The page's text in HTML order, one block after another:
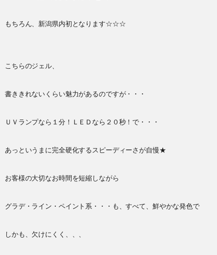
もちろん、新潟県内初となります☆☆☆
こちらのジェル、
書ききれないくらい魅力があるのですが・・・
ＵＶランプなら１分！ＬＥＤなら２０秒！で・・・
あっというまに完全硬化するスピーディーさが自慢★
お客様の大切なお時間を短縮しながら
グラデ・ライン・ペイント系・・・も、すべて、鮮やかな発色で
しかも、欠けにくく、、、